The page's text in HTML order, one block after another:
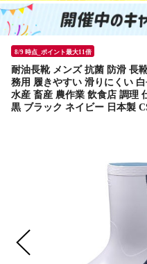
8/9 時点_ポイント最大11倍
耐油長靴 メンズ 抗菌 防滑 長
務用 履きやすい 滑りにくい
水産 畜産 農作業 飲食店 調理
黒 ブラック ネイビー 日本製